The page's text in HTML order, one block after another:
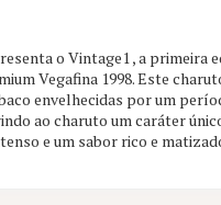
o Vintage1 , a primeira
Vegafina 1998. Este
envelhecidas por um
ao charuto um caráter
e um sabor rico e